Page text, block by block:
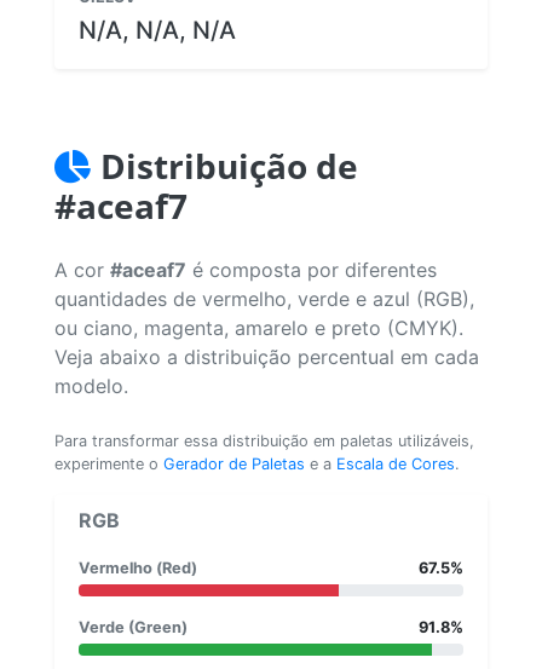
N/A, N/A, N/A
Distribuição de
#aceaf7
A cor #aceaf7 é composta por diferentes
quantidades de vermelho, verde e azul (RGB),
ou ciano, magenta, amarelo e preto (CMYK).
Veja abaixo a distribuição percentual em cada
modelo.
Para transformar essa distribuição em paletas utilizáveis,
experimente o Gerador de Paletas e a Escala de Cores.
RGB
Vermelho (Red) 67.5%
Verde (Green) 91.8%